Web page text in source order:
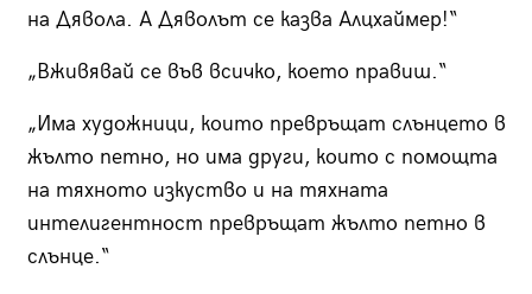
на Дявола. А Дяволът се казва Алцхаймер!“
„Вживявай се във всичко, което правиш.“
„Има художници, които превръщат слънцето в
жълто петно, но има други, които с помощта
на тяхното изкуство и на тяхната
интелигентност превръщат жълто петно в
слънце.“